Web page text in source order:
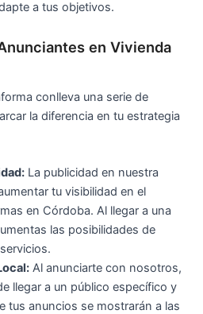
a tus objetivos.
en Vivienda
conlleva una serie de
la diferencia en tu estrategia
La publicidad en nuestra
tu visibilidad en el
en Córdoba. Al llegar a una
las posibilidades de
Al anunciarte con nosotros,
llegar a un público específico y
tus anuncios se mostrarán a las